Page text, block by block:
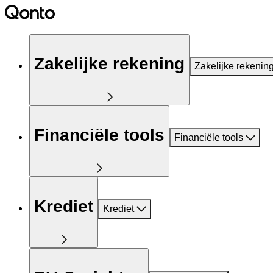
Zakelijke rekening Zakelijke
Financiële tools Financiële tools
Krediet Krediet